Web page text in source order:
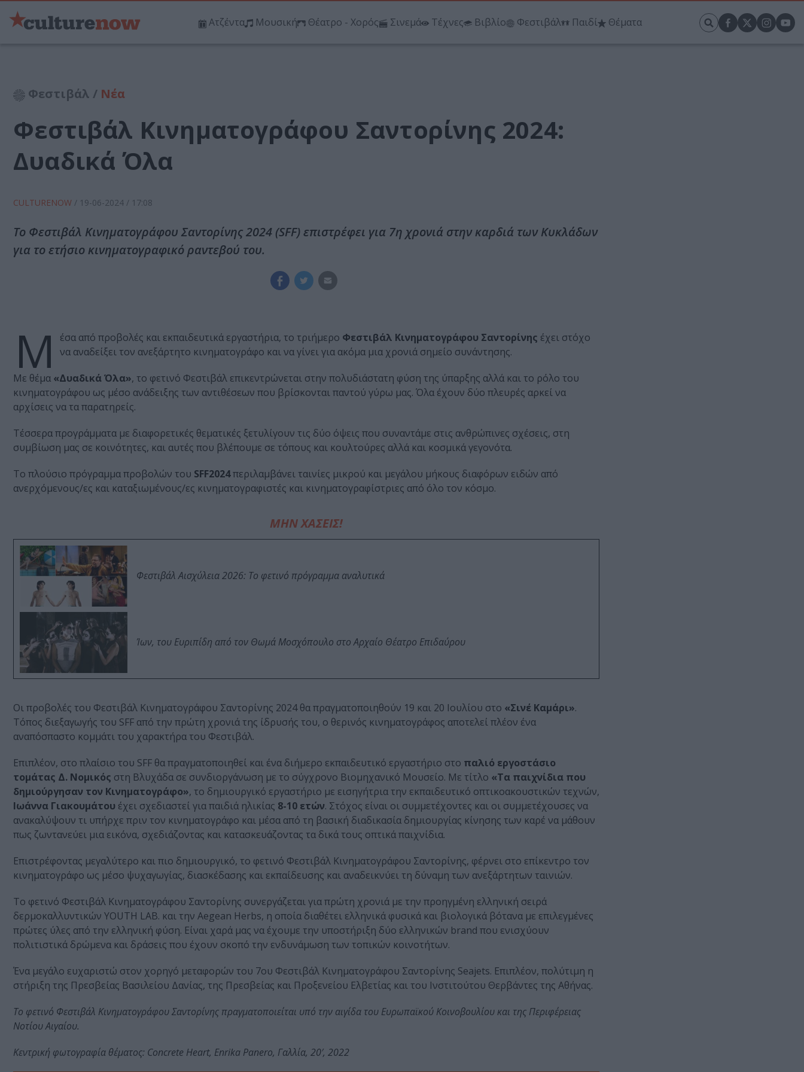
Ατζέντα Μουσική Θέατρο - Χορός Σινεμά Τέχνες Βιβλίο Φεστιβάλ Παιδί Θέματα
Φεστιβάλ / Νέα
Φεστιβάλ Κινηματογράφου Σαντορίνης 2024:
Δυαδικά Όλα
CULTURENOW / 19-06-2024 / 17:08
Το Φεστιβάλ Κινηματογράφου Σαντορίνης 2024 (SFF) επιστρέφει για 7η χρονιά στην καρδιά των Κυκλάδων
για το ετήσιο κινηματογραφικό ραντεβού του.
Μ έσα από προβολές και εκπαιδευτικά εργαστήρια, το τριήμερο Φεστιβάλ Κινηματογράφου Σαντορίνης έχει στόχο
να αναδείξει τον ανεξάρτητο κινηματογράφο και να γίνει για ακόμα μια χρονιά σημείο συνάντησης.
Με θέμα «Δυαδικά Όλα», το φετινό Φεστιβάλ επικεντρώνεται στην πολυδιάστατη φύση της ύπαρξης αλλά και το ρόλο του
κινηματογράφου ως μέσο ανάδειξης των αντιθέσεων που βρίσκονται παντού γύρω μας. Όλα έχουν δύο πλευρές αρκεί να
αρχίσεις να τα παρατηρείς.
Τέσσερα προγράμματα με διαφορετικές θεματικές ξετυλίγουν τις δύο όψεις που συναντάμε στις ανθρώπινες σχέσεις, στη
συμβίωση μας σε κοινότητες, και αυτές που βλέπουμε σε τόπους και κουλτούρες αλλά και κοσμικά γεγονότα.
Το πλούσιο πρόγραμμα προβολών του SFF2024περιλαμβάνει ταινίες μικρού και μεγάλου μήκους διαφόρων ειδών από
ανερχόμενους/ες και καταξιωμένους/ες κινηματογραφιστές και κινηματογραφίστριες από όλο τον κόσμο.
ΜΗΝ ΧΑΣΕΙΣ!
Φεστιβάλ Αισχύλεια 2026: Το φετινό πρόγραμμα αναλυτικά
Ίων, του Ευριπίδη από τον Θωμά Μοσχόπουλο στο Αρχαίο Θέατρο Επιδαύρου
Οι προβολές του Φεστιβάλ Κινηματογράφου Σαντορίνης 2024 θα πραγματοποιηθούν 19 και 20 Ιουλίου στο «Σινέ Καμάρι».
Τόπος διεξαγωγής του SFF από την πρώτη χρονιά της ίδρυσής του, ο θερινός κινηματογράφος αποτελεί πλέον ένα
αναπόσπαστο κομμάτι του χαρακτήρα του Φεστιβάλ.
Επιπλέον, στο πλαίσιο του SFF θα πραγματοποιηθεί και ένα διήμερο εκπαιδευτικό εργαστήριο στο παλιό εργοστάσιο
τομάτας Δ. Νομικός στη Βλυχάδα σε συνδιοργάνωση με το σύγχρονο Βιομηχανικό Μουσείο. Με τίτλο «Τα παιχνίδια που
δημιούργησαν τον Κινηματογράφο», το δημιουργικό εργαστήριο με εισηγήτρια την εκπαιδευτικό οπτικοακουστικών τεχνών,
Ιωάννα Γιακουμάτου έχει σχεδιαστεί για παιδιά ηλικίας 8-10 ετών. Στόχος είναι οι συμμετέχοντες και οι συμμετέχουσες να
ανακαλύψουν τι υπήρχε πριν τον κινηματογράφο και μέσα από τη βασική διαδικασία δημιουργίας κίνησης των καρέ να μάθουν
πως ζωντανεύει μια εικόνα, σχεδιάζοντας και κατασκευάζοντας τα δικά τους οπτικά παιχνίδια.
Επιστρέφοντας μεγαλύτερο και πιο δημιουργικό, το φετινό Φεστιβάλ Κινηματογράφου Σαντορίνης, φέρνει στο επίκεντρο τον
κινηματογράφο ως μέσο ψυχαγωγίας, διασκέδασης και εκπαίδευσης και αναδεικνύει τη δύναμη των ανεξάρτητων ταινιών.
Το φετινό Φεστιβάλ Κινηματογράφου Σαντορίνης συνεργάζεται για πρώτη χρονιά με την προηγμένη ελληνική σειρά
δερμοκαλλυντικών ΥOUTH LAB. και την Aegean Herbs, η οποία διαθέτει ελληνικά φυσικά και βιολογικά βότανα με επιλεγμένες
πρώτες ύλες από την ελληνική φύση. Είναι χαρά μας να έχουμε την υποστήριξη δύο ελληνικών brand που ενισχύουν
πολιτιστικά δρώμενα και δράσεις που έχουν σκοπό την ενδυνάμωση των τοπικών κοινοτήτων.
Ένα μεγάλο ευχαριστώ στον χορηγό μεταφορών του 7ου Φεστιβάλ Κινηματογράφου Σαντορίνης Seajets. Επιπλέον, πολύτιμη η
στήριξη της Πρεσβείας Βασιλείου Δανίας, της Πρεσβείας και Προξενείου Ελβετίας και του Ινστιτούτου Θερβάντες της Αθήνας.
Το φετινό Φεστιβάλ Κινηματογράφου Σαντορίνης πραγματοποιείται υπό την αιγίδα του Ευρωπαϊκού Κοινοβουλίου και της Περιφέρειας
Νοτίου Αιγαίου.
Κεντρική φωτογραφία θέματος: Concrete Heart, Enrika Panero, Γαλλία, 20′, 2022